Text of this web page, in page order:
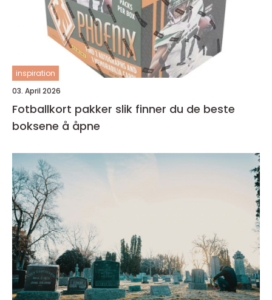
inspiration
03. April 2026
Fotballkort pakker slik finner du de beste
boksene å åpne